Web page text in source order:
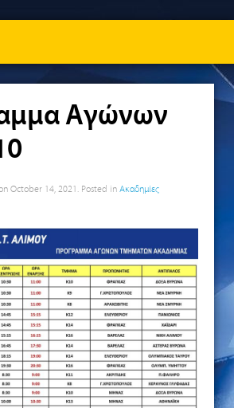
Αγώνων
October 14, 2021 . Posted in Ακαδημίες